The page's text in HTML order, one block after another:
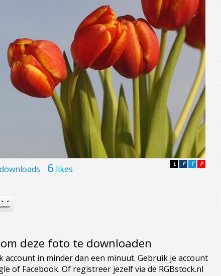
downloads 6 likes P
T
F
L
deze foto te downloaden